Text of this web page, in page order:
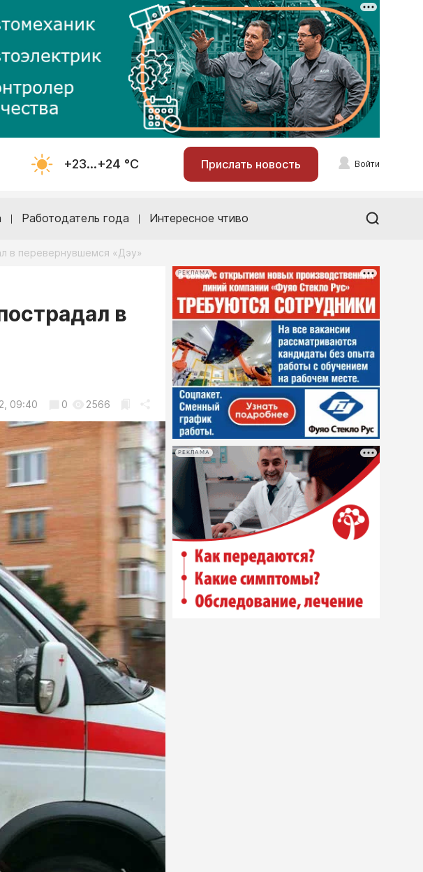
+23...+24 °С Прислать новость Войти
Работодатель года Интересное чтиво
в перевернувшемся «Дэу»
в
09:40 0 2566
РЕКЛАМА
РЕКЛАМА